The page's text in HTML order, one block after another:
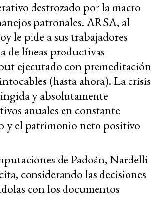
destrozado por la macro
patronales. ARSA, al
le pide a sus trabajadores
de líneas productivas
ejecutado con premeditación
(hasta ahora). La crisis
y absolutamente
anuales en constante
y el patrimonio neto positivo
de Padoán, Nardelli
considerando las decisiones
con los documentos